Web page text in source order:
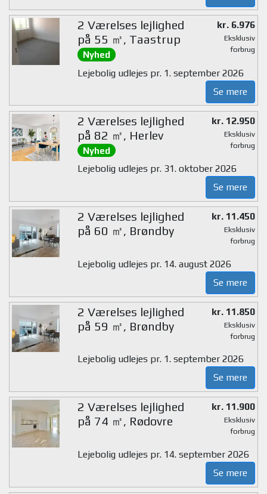
2 Værelses lejlighed
på 55 ㎡, Taastrup
Nyhed
kr. 6.976
Eksklusiv
forbrug
Lejebolig udlejes pr. 1. september 2026
Se mere
2 Værelses lejlighed
på 82 ㎡, Herlev
Nyhed
kr. 12.950
Eksklusiv
forbrug
Lejebolig udlejes pr. 31. oktober 2026
Se mere
2 Værelses lejlighed
på 60 ㎡, Brøndby
kr. 11.450
Eksklusiv
forbrug
Lejebolig udlejes pr. 14. august 2026
Se mere
2 Værelses lejlighed
på 59 ㎡, Brøndby
kr. 11.850
Eksklusiv
forbrug
Lejebolig udlejes pr. 1. september 2026
Se mere
2 Værelses lejlighed
på 74 ㎡, Rødovre
kr. 11.900
Eksklusiv
forbrug
Lejebolig udlejes pr. 14. september 2026
Se mere